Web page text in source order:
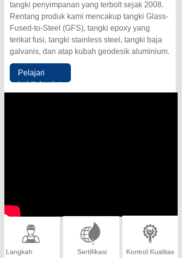
tangki penyimpanan yang terbolt sejak 2008.
Rentang produk kami mencakup tangki Glass-
Fused-to-Steel (GFS), tangki epoxy yang
terikat fusi, tangki stainless steel, tangki baja
galvanis, dan atap kubah geodesik aluminium.
Pelajari
Lebih Lanjut
Langkah
Sertifikasi Kontrol Kualitas